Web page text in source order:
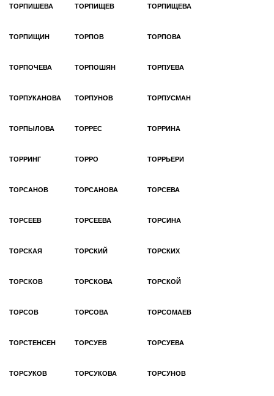
ТОРПИШЕВА ТОРПИЩЕВ ТОРПИЩЕВА
ТОРПИЩИН ТОРПОВ ТОРПОВА
ТОРПОЧЕВА ТОРПОШЯН ТОРПУЕВА
ТОРПУКАНОВА ТОРПУНОВ ТОРПУСМАН
ТОРПЫЛОВА ТОРРЕС ТОРРИНА
ТОРРИНГ ТОРРО ТОРРЬЕРИ
ТОРСАНОВ ТОРСАНОВА ТОРСЕВА
ТОРСЕЕВ ТОРСЕЕВА ТОРСИНА
ТОРСКАЯ ТОРСКИЙ ТОРСКИХ
ТОРСКОВ ТОРСКОВА ТОРСКОЙ
ТОРСОВ ТОРСОВА ТОРСОМАЕВ
ТОРСТЕНСЕН ТОРСУЕВ ТОРСУЕВА
ТОРСУКОВ ТОРСУКОВА ТОРСУНОВ